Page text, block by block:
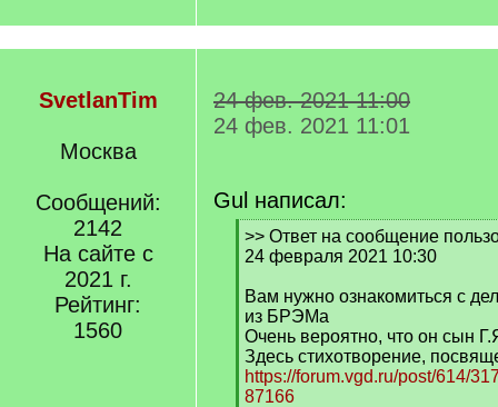
SvetlanTim
Москва
Сообщений:
2142
На сайте с
2021 г.
Рейтинг:
1560
24 фев. 2021 11:00
24 фев. 2021 11:01
Gul написал:
[
q
>> Ответ на сообщение
24 февраля 2021 10:30
Вам нужно ознакомиться с
из БРЭМа
Очень вероятно, что он сын
Здесь стихотворение,
https://forum.vgd.ru/post/614/
87166